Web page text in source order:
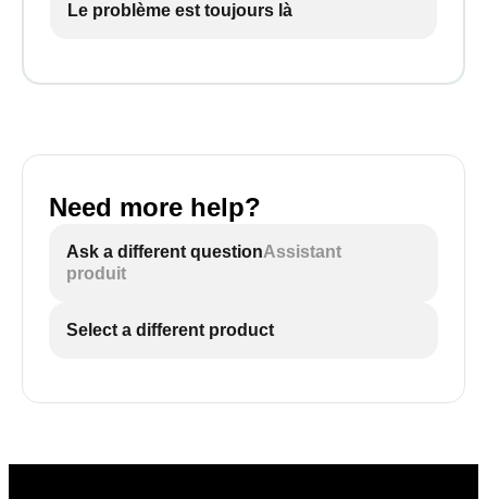
Le problème est toujours là
Need more help?
Ask a different questionAssistant
produit
Select a different product